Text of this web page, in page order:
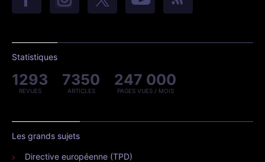
Statistiques
1293
REVUES
7350
ARTICLES
247 000
PAGES VUES / MOIS
Les grands sujets
Directive européenne (TPD)